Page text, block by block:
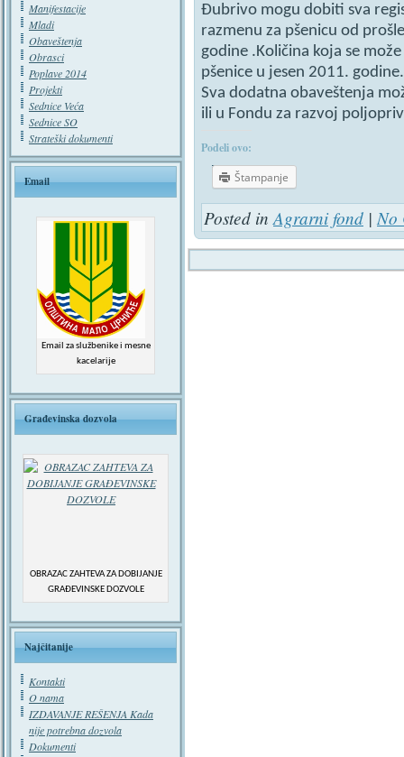
Manifestacije
Mladi
Obaveštenja
Obrasci
Poplave 2014
Projekti
Sednice Veća
Sednice SO
Strateški dokumenti
Email
Email za službenike i mesne
kacelarije
Građevinska dozvola
OBRAZAC ZAHTEVA ZA DOBIJANJE
GRAĐEVINSKE DOZVOLE
Najčitanije
Kontakti
O nama
IZDAVANJE REŠENJA Kada
nije potrebna dozvola
Dokumenti
Đubrivo mogu dobiti sva
razmenu za pšenicu od
godine .Količina koja se
pšenice u jesen 2011. godine.
Sva dodatna obaveštenja
ili u Fondu za razvoj
Podeli ovo:
Štampanje
Posted inAgrarni fond |No